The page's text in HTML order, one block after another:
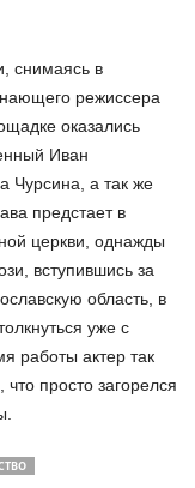
снимаясь в
режиссера
оказались
Иван
Чурсина, а так же
предстает в
церкви, однажды
вступившись за
область, в
уже с
работы актер так
просто загорелся